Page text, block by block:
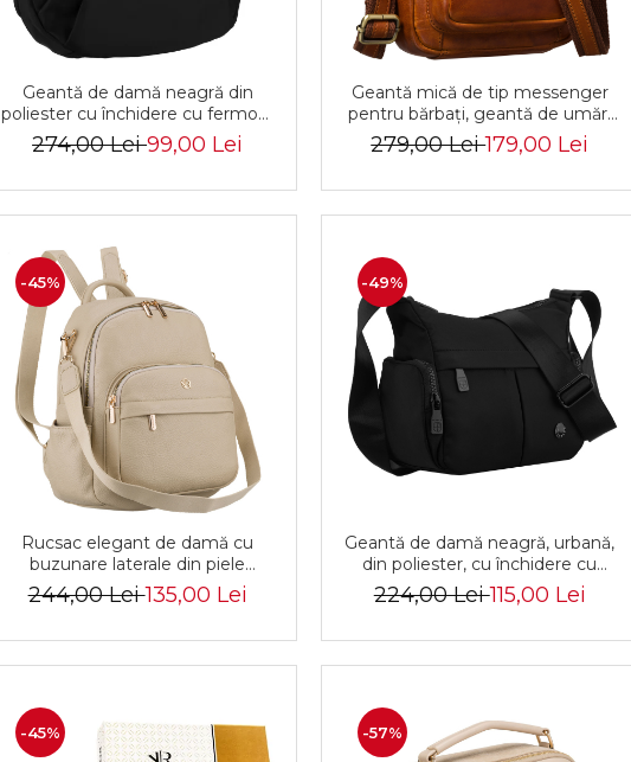
Geantă de damă neagră din
poliester cu închidere cu fermoar
- Peterson PTR-PTN CTY-21-2423
BLAC
274,00 Lei99,00 Lei
Geantă mică de tip messenger
pentru bărbați, geantă de umăr,
geantă de oraș maro din piele
naturală - Peterson
279,00 Lei179,00 Lei
-45%
Rucsac elegant de damă cu
buzunare laterale din piele
ecologică bej - Rovicky PTR-R-
KP-22-A19-5036 BEI
244,00 Lei135,00 Lei
-49%
Geantă de damă neagră, urbană,
din poliester, cu închidere cu
fermoar - Peterson PTR-PTN
CTY-22-2508 BLAC
224,00 Lei115,00 Lei
-45% -57%